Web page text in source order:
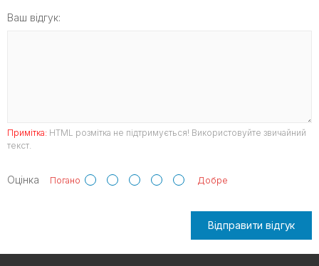
Ваш відгук:
Примітка: HTML розмітка не підтримується! Використовуйте звичайний
текст.
Оцінка Погано Добре
Відправити відгук